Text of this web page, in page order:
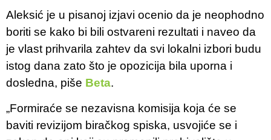
Aleksić je u pisanoj izjavi ocenio da je neophodno
boriti se kako bi bili ostvareni rezultati i naveo da
je vlast prihvarila zahtev da svi lokalni izbori budu
istog dana zato što je opozicija bila uporna i
dosledna, piše Beta.
„Formiraće se nezavisna komisija koja će se
baviti revizijom biračkog spiska, usvojiće se i